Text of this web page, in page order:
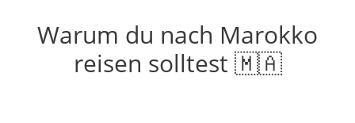
Warum du nach Marokko
reisen solltest 🇲🇦